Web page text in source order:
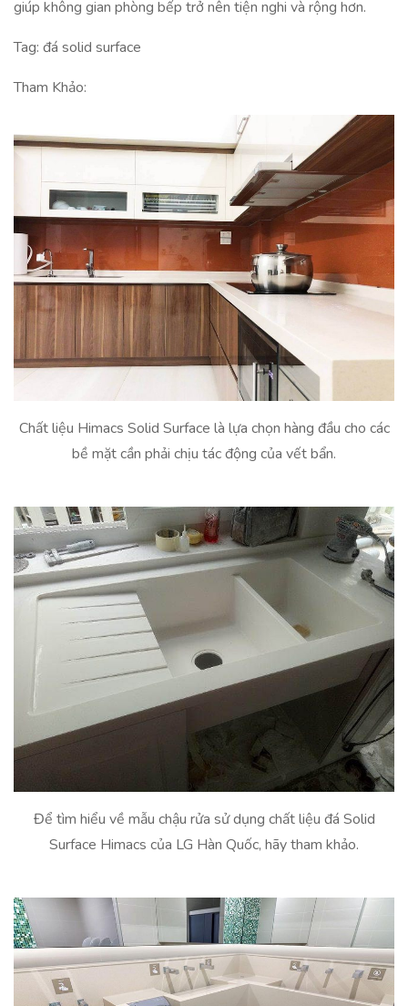
giúp không gian phòng bếp trở nên tiện nghi và rộng hơn.
Tag: đá solid surface
Tham Khảo:
Chất liệu Himacs Solid Surface là lựa chọn hàng đầu cho các
bề mặt cần phải chịu tác động của vết bẩn.
Để tìm hiểu về mẫu chậu rửa sử dụng chất liệu đá Solid
Surface Himacs của LG Hàn Quốc, hãy tham khảo.